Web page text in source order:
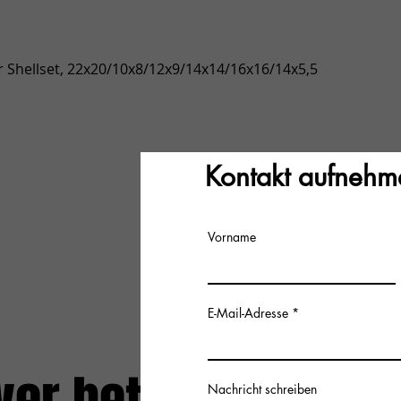
Snel overzicht
Shellset, 22x20/10x8/12x9/14x14/16x16/14x5,5
Kontakt
Vorname
E-Mail-Adresse
Nachricht schreiben